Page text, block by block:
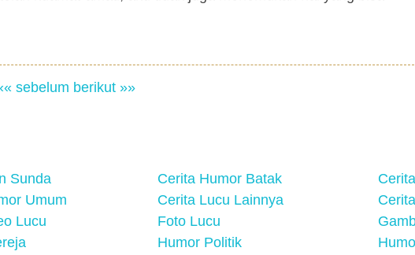
sebelum berikut »»
Sunda Cerita Humor Batak
Umum Cerita Lucu Lainnya
Lucu Foto Lucu
Humor Politik